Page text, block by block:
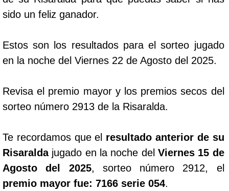
sido un feliz ganador.
Estos son los resultados para el sorteo jugado
en la noche del Viernes 22 de Agosto del 2025.
Revisa el premio mayor y los premios secos del
sorteo número 2913 de la Risaralda.
Te recordamos que el resultado anterior de su
Risaraldajugado en la noche del Viernes 15 de
Agosto del 2025, sorteo número 2912, el
premio mayor fue: 7166 serie 054.